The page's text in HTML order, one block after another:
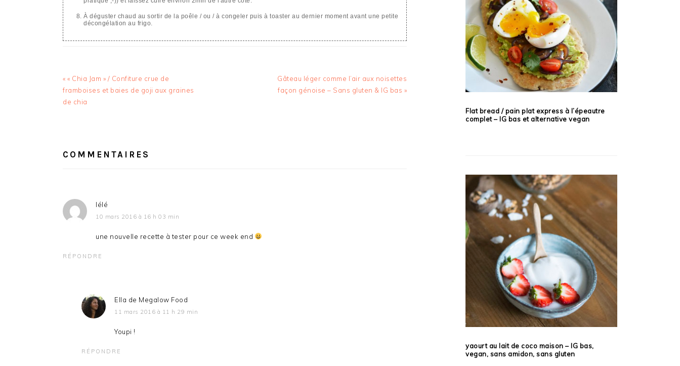
À déguster chaud au sortir de la poêle / ou / à congeler puis à toaster au dernier moment avant une petite
décongélation au frigo.
Article
précédent
:
« « Chia Jam » / Confiture crue de
framboises et baies de goji aux graines
de chia
Article
suivant
Gâteau léger comme l’air aux noisettes
façon génoise – Sans gluten & IG bas »
LECTEUR
COMMENTAIRES
lélé
10 mars 2016 à 16 h 03 min
une nouvelle recette à tester pour ce week end
RÉPONDRE
Ella de Megalow Food
11 mars 2016 à 11 h 29 min
Youpi !
RÉPONDRE
Flat bread / pain plat express à l’épeautre
complet – IG bas et alternative vegan
yaourt au lait de coco maison – IG bas,
vegan, sans amidon, sans gluten